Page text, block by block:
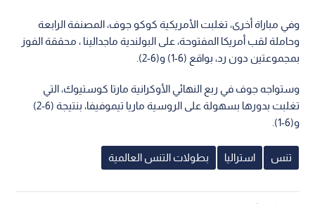
وفي مباراة أخرى، تغلبت الأمريكية كوكو جوف، المصنفة الرابعة
وحاملة لقب أمريكا المفتوحة، على البولندية ماجدالينا ، محققة الفوز
بمجموعتين دون رد، بواقع (6-1) و(6-2).
وستواجه جوف في ربع النهائي الأوكرانية مارتا كوستيوك، التي
تغلبت بدورها بسهولة على الروسية ماريا تيموفيفا، بنتيجة (6-2)
و(6-1).
تنس استراليا بطولات التنس العالمية